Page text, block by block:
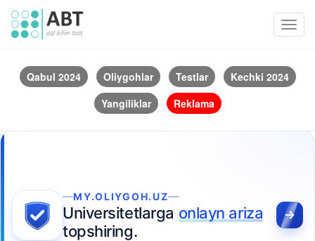
Qabul 2024 Oliygohlar Testlar
Kechki 2024
Yangiliklar
Reklama
MY.OLIYGOH.UZ
Universitetlarga onlayn ariza
topshiring.